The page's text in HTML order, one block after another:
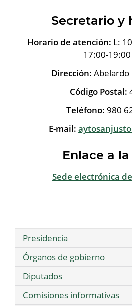
Secretario y
Horario de atención: L:
17:00-19:00
Dirección: Abelardo
Código Postal:
Teléfono: 980
E-mail:
Enlace a la
Sede electrónica
Presidencia
Órganos de gobierno
Diputados
Comisiones informativas